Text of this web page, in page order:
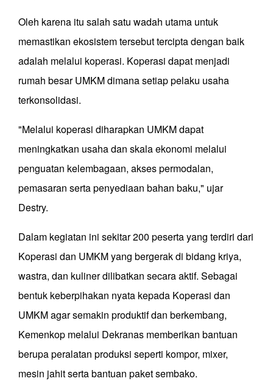
Oleh karena itu salah satu wadah utama untuk
memastikan ekosistem tersebut tercipta dengan baik
adalah melalui koperasi. Koperasi dapat menjadi
rumah besar UMKM dimana setiap pelaku usaha
terkonsolidasi.
"Melalui koperasi diharapkan UMKM dapat
meningkatkan usaha dan skala ekonomi melalui
penguatan kelembagaan, akses permodalan,
pemasaran serta penyediaan bahan baku," ujar
Destry.
Dalam kegiatan ini sekitar 200 peserta yang terdiri dari
Koperasi dan UMKM yang bergerak di bidang kriya,
wastra, dan kuliner dilibatkan secara aktif. Sebagai
bentuk keberpihakan nyata kepada Koperasi dan
UMKM agar semakin produktif dan berkembang,
Kemenkop melalui Dekranas memberikan bantuan
berupa peralatan produksi seperti kompor, mixer,
mesin jahit serta bantuan paket sembako.